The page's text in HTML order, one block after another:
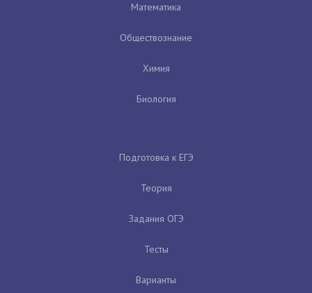
Математика
Обществознание
Химия
Биология
Подготовка к ЕГЭ
Теория
Задания ОГЭ
Тесты
Варианты